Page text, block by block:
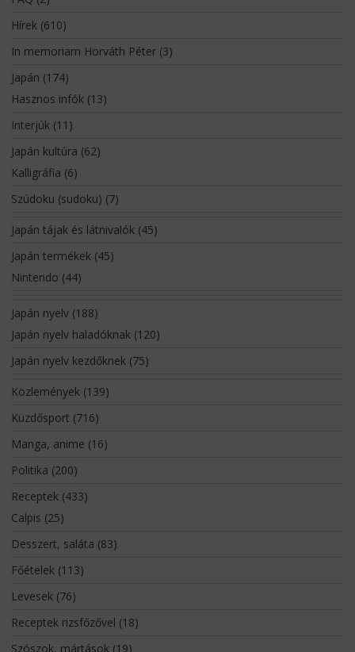
Hírek(610)
In memoriam Horváth Péter(3)
Japán (174)
Hasznos infók(13)
Interjúk(11)
Japán kultúra (62)
Kalligráfia (6)
Szúdoku (sudoku) (7)
Japán tájak és látnivalók(45)
Japán termékek(45)
Nintendo (44)
Japán nyelv(188)
Japán nyelv haladóknak(120)
Japán nyelv kezdőknek(75)
Közlemények(139)
Küzdősport (716)
Manga, anime (16)
Politika (200)
Receptek(433)
Calpis (25)
Desszert, saláta (83)
Főételek(113)
Levesek(76)
Receptek rizsfőzővel (18)
Szószok, mártások(19)